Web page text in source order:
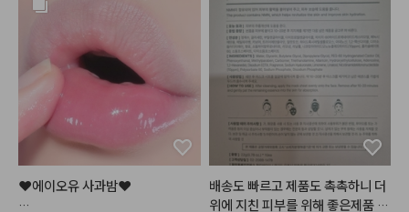
확실히 단독으로 바르고 파우더처
긴한데 어차피 커버력이 업는 쪽이
라 다른거 섞발하고 기초 빡 먹여주
면 잘 버텨줄거같아요... 다만 향기
가 진짜 그 티슈같은 꽃향 같은거
나서 개인적으론 불호긴 해요 ㅜㅜ
괜히 트러블 올라올거 같고ㅠㅠ..
그치만 색상이 진짜 핑크크림컬러
라 화사하고 예뻐요.. 제발 다크닝
만 없길 바라며,, ★
❤️에이오유 사과밤❤️
배송도 빠르고 제품도 촉촉하니 더
위에 지친 피부를 위해 좋은제품 같